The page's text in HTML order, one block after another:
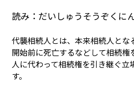
読み： だいしゅうそうぞくに
代襲相続人とは、本来相続人とな
開始前に死亡するなどして相続権
人に代わって相続権を引き継ぐ立
す。